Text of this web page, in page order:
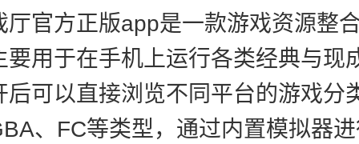
厅官方正版app是一款游戏资源整
要用于在手机上运行各类经典与现
后可以直接浏览不同平台的游戏分
、FC等类型，通过内置模拟器